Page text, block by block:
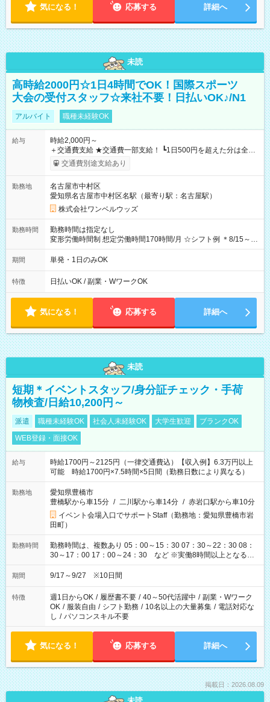
気になる！ 応募する 詳細へ
未読
高時給2000円☆1日4時間でOK！国際スポーツ
大会の受付スタッフ☆来社不要！日払いOK♪/N1
アルバイト 職種未経験OK
給与
時給2,000円～
＋交通費支給 ★交通費一部支給！ ┗1日500円を超えた分は全額
支給！ ※往復500円以内の方は自己負担となります ★日払い
OK！（規定あり） ┗働いたその日に現金GET♪ お仕事後はコン
期間なし
交通費別途支給あり
勤務地
名古屋市中村区
愛知県名古屋市中村区名駅（最寄り駅：名古屋駅）
株式会社ワンベルウッズ
勤務時間
勤務時間は指定なし
変形労働時間制 想定労働時間170時間/月 ☆シフト例 ＊8/15～
10/26 全日共通 08：00～12：00 17：00～21：00 ＊8/31
～9/19のみ下記シフトもあります！ 12：00～16：00 ＊9/6～
00
期間 単発・1日のみOK
特徴 日払いOK / 副業・WワークOK
気になる！ 応募する 詳細へ
未読
短期＊イベントスタッフ/身分証チェック・手荷
物検査/日給10,200円～
派遣 職種未経験OK 社会人未経験OK 大学生歓迎
ブランクOK
WEB登録・面接OK
給与
時給1700円～2125円（一律交通費込）【収入例】6.3万円以上
可能 時給1700円×7.5時間×5日間（勤務日数により異なる）
勤務地
愛知県豊橋市
豊橋駅から車15分 / 二川駅から車14分 / 赤岩口駅から車10分
イベント会場入口でサポートStaff（勤務地：愛知県豊橋市岩
田町）
勤務時間
勤務時間は、複数あり 05：00～15：30 07：30～22：30 08：
30～17：00 17：00～24：30 など ※実働8時間以上となる勤
務もあります。 【休憩】60分+他休憩あり 交替で取得します。
安全面に配慮しこまめな休憩があります。
期間 9/17～9/27 ※10日間
特徴 週1日からOK / 履歴書不要 / 40～50代活躍中 / 副業・Wワーク
OK / 服装自由 / シフト勤務 / 10名以上の大量募集 / 電話対応な
し / パソコンスキル不要
気になる！ 応募する 詳細へ
掲載日：2026.08.09